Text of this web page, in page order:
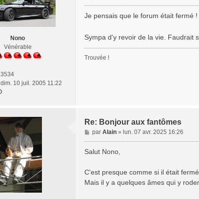
Nono
Vénérable
3534
dim. 10 juil. 2005 11:22
t
c
e
r
N
o
n
e
s
g
e
Je pensais que le forum était fermé !
Sympa d'y revoir de la vie. Faudrait
Trouvée !
Re: Bonjour aux fantômes
M
e
s
g
e
par Alain» lun. 07 avr. 2025 16:26
Salut Nono,
C'est presque comme si il était
Mais il y a quelques âmes qui y